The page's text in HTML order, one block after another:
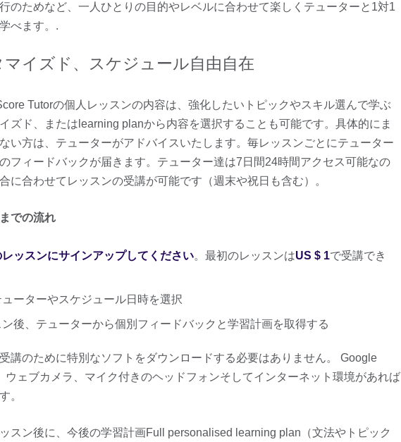
のためなど、一人ひとりの目的やレベルに合わせて楽しくテューターと1対1
べます。.
マイズド、スケジュール自由自在
Tutorの個人レッスンの内容は、強化したいトピックやスキル選んで学ぶ
ズド、またはlearning planから内容を選択することも可能です。具体的にま
い方は、テューターがアドバイスいたします。毎レッスンごとにテューター
フィードバックが届きます。テューター達は7日間24時間アクセス可能なの
に合わせてレッスンの受講が可能です（週末や祝日も含む）。
での流れ
ッスンにサインアップしてください。最初のレッスンはUS $ 1で受講でき
ーターやスケジュール日時を選択
ン後、テューターから個別フィードバックと学習計画を取得する
講のために特別なソフトをダウンロードする必要はありません。 Google
ウェブカメラ、マイク付きのヘッドフォンそしてインターネット環境があれば
。
スン後に、今後の学習計画Full personalised learning plan（文法やトピック